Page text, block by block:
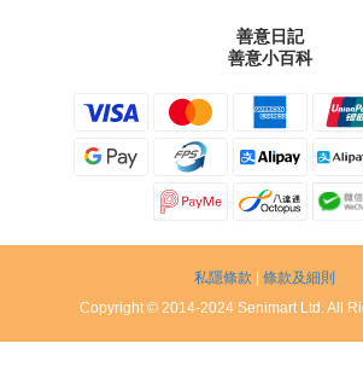
善意日記
善意小百科
私隱條款
條款及細則
Copyright © 2014-2024 Senimart Ltd. All